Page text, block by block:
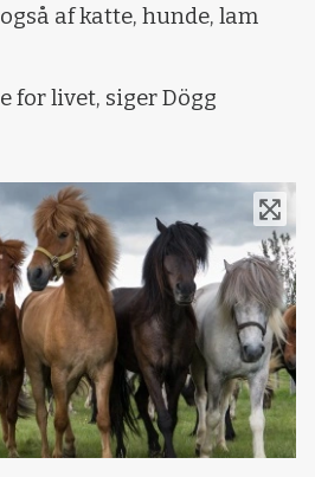
af katte, hunde, lam
for livet, siger Dögg